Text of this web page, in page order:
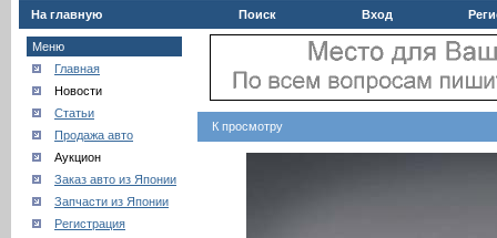
На главную Поиск Вход
Меню
Главная
Новости
Статьи
Продажа авто
Аукцион
Заказ авто из Японии
Запчасти из Японии
Регистрация
К просмотру